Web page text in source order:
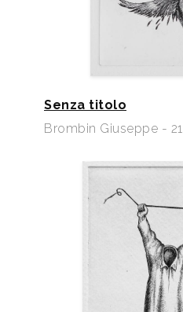
Senza titolo
Brombin Giuseppe - 21